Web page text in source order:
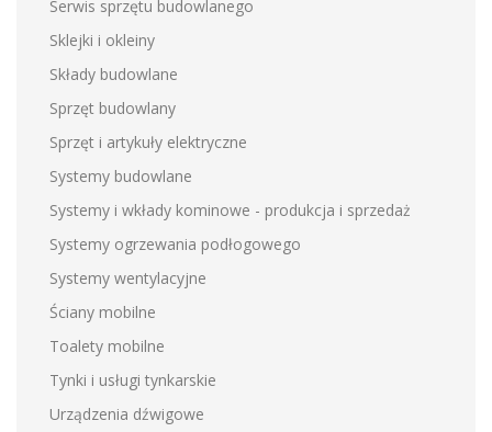
Serwis sprzętu budowlanego
Sklejki i okleiny
Składy budowlane
Sprzęt budowlany
Sprzęt i artykuły elektryczne
Systemy budowlane
Systemy i wkłady kominowe - produkcja i sprzedaż
Systemy ogrzewania podłogowego
Systemy wentylacyjne
Ściany mobilne
Toalety mobilne
Tynki i usługi tynkarskie
Urządzenia dźwigowe